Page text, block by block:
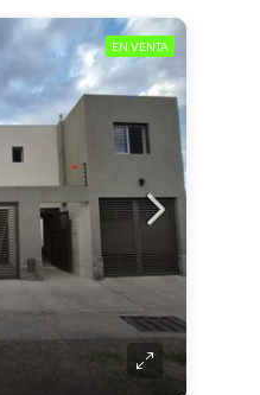
EN VENTA